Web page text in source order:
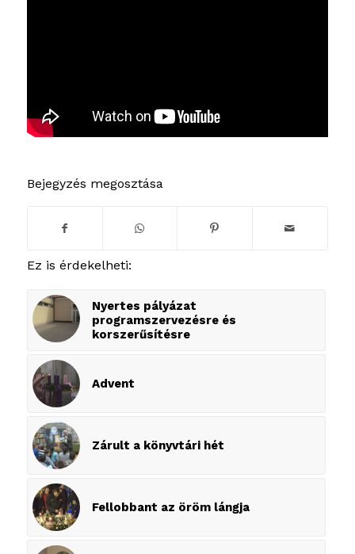
Bejegyzés megosztása
Ez is érdekelheti:
Nyertes pályázat
programszervezésre és
korszerűsítésre
Advent
Zárult a könyvtári hét
Fellobbant az öröm lángja